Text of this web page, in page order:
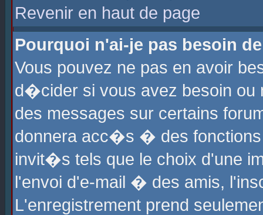
Revenir en haut de page
Pourquoi n'ai-je pas besoin
Vous pouvez ne pas en avoir
d�cider si vous avez besoin ou
des messages sur certains
donnera acc�s � des fonctions
invit�s tels que le choix d'une
l'envoi d'e-mail � des amis,
L'enregistrement prend